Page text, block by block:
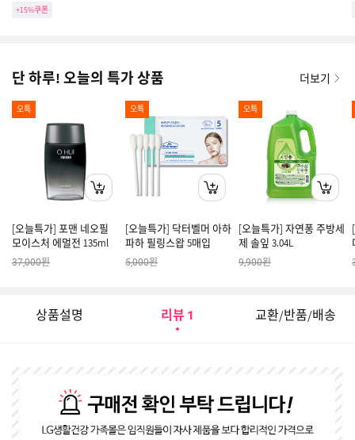
+15%쿠폰
단 하루! 오늘의 특가 상품 더보기
오특
[오늘특가] 포맨 네오필
모이스처 에멀전 135ml
37,000원
오특
[오늘특가] 닥터벨머 아하
파하 필링스왑 5매입
5,000원
오특
[오늘특가] 자연퐁 주방세
제 솔잎 3.04L
9,900원
상품설명 리뷰 1 교환/반품/배송